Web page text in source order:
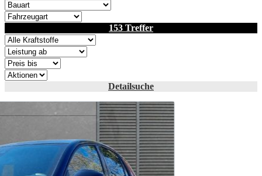
153 Treffer
Detailsuche